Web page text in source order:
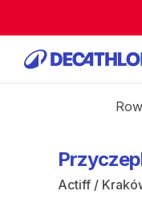
Actiff /